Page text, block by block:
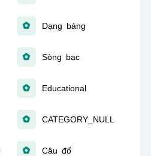
Dạng bảng
Sòng bạc
Educational
CATEGORY_NULL
Câu đố